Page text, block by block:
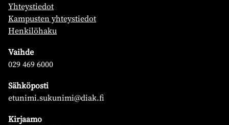
Yhteystiedot
Kampusten yhteystiedot
Henkilöhaku
Vaihde
029 469 6000
Sähköposti
etunimi.sukunimi@diak.fi
Kirjaamo